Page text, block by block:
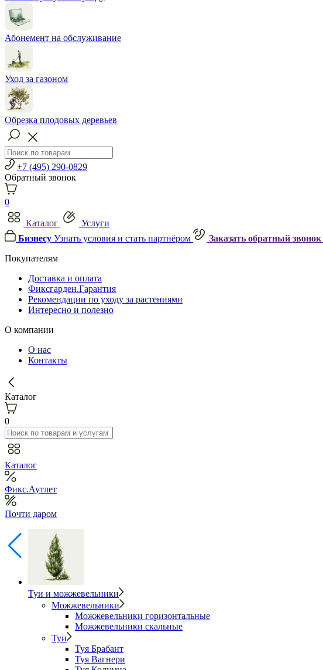
Абонемент на обслуживание
Уход за газоном
Обрезка плодовых деревьев
+7 (495) 290-0829
Обратный звонок
0
Каталог
Услуги
Бизнесу Узнать условия и стать партнёром Заказать обратный звонок
Покупателям
Доставка и оплата
Фиксгарден.Гарантия
Рекомендации по уходу за растениями
Интересно и полезно
О компании
О нас
Контакты
Каталог
0
Каталог
Фикс.Аутлет
Почти даром
Туи и можжевельники
Можжевельники
Можжевельники горизонтальные
Можжевельники скальные
Туи
Туя Брабант
Туя Вагнери